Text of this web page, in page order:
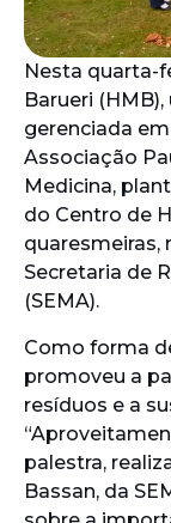
Nesta quarta-
Barueri
gerenciada
Associação
Medicina,
do Centro de
quaresmeiras,
Secretaria de
(SEMA).
Como forma
promoveu a
resíduos e a
palestra,
Bassan, da